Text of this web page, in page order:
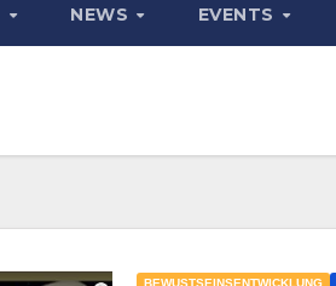
NEWS EVENTS
BEWUSTSEINSENTWICKLUNG